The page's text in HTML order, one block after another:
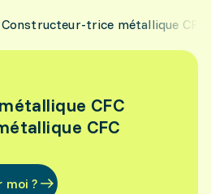
Constructeur-trice métallique CFC
CFC
CFC
moi ?